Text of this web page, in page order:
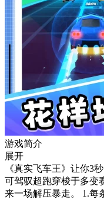
游戏简介
展开
《真实飞车王》让你3
可驾驭超跑穿梭于多变
来一场解压暴走。 1.